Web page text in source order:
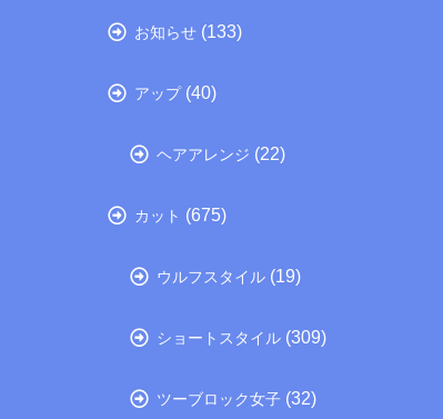
お知らせ (133)
アップ(40)
ヘアアレンジ (22)
カット (675)
ウルフスタイル (19)
ショートスタイル (309)
ツーブロック女子 (32)